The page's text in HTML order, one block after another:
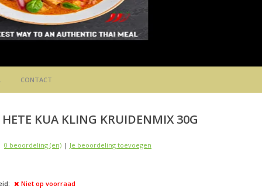
CONTACT
HETE KUA KLING KRUIDENMIX 30G
0 beoordeling (en) | Je beoordeling toevoegen
Niet op voorraad